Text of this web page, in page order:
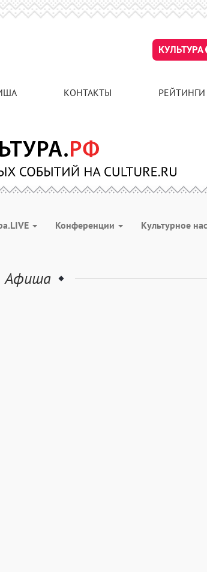
КУЛЬТУРА
КОНТАКТЫ РЕЙТИНГИ
Конференции Культурное
Афиша